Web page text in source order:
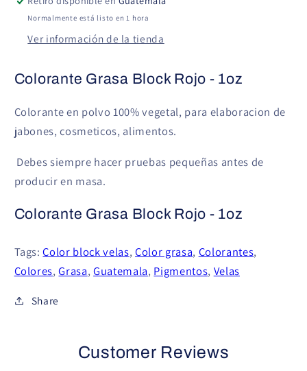
Normalmente está listo en 1 hora
Ver información de la tienda
Colorante Grasa Block Rojo - 1oz
Colorante en polvo 100% vegetal, para elaboracion de
jabones, cosmeticos, alimentos.
Debes siempre hacer pruebas pequeñas antes de
producir en masa.
Colorante Grasa Block Rojo - 1oz
Tags:Color block velas,Color grasa, Colorantes,
Colores,Grasa,Guatemala, Pigmentos, Velas
Share
Customer Reviews